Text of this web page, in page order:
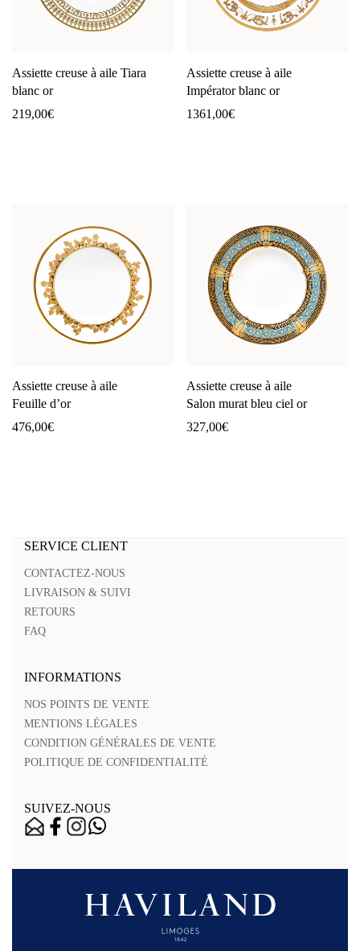
Assiette creuse à aile Tiara
blanc or
219,00€
Assiette creuse à aile
Impérator blanc or
1361,00€
Assiette creuse à aile
Feuille d’or
476,00€
Assiette creuse à aile
Salon murat bleu ciel or
327,00€
SERVICE CLIENT
CONTACTEZ-NOUS
LIVRAISON & SUIVI
RETOURS
FAQ
INFORMATIONS
NOS POINTS DE VENTE
MENTIONS LÉGALES
CONDITION GÉNÉRALES DE VENTE
POLITIQUE DE CONFIDENTIALITÉ
SUIVEZ-NOUS